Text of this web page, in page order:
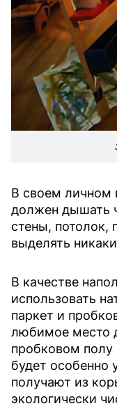
В своем личном
должен дышать
стены,
выделять
В качестве
использовать
паркет и
любимое место
пробковом
будет особенно
получают из
экологически